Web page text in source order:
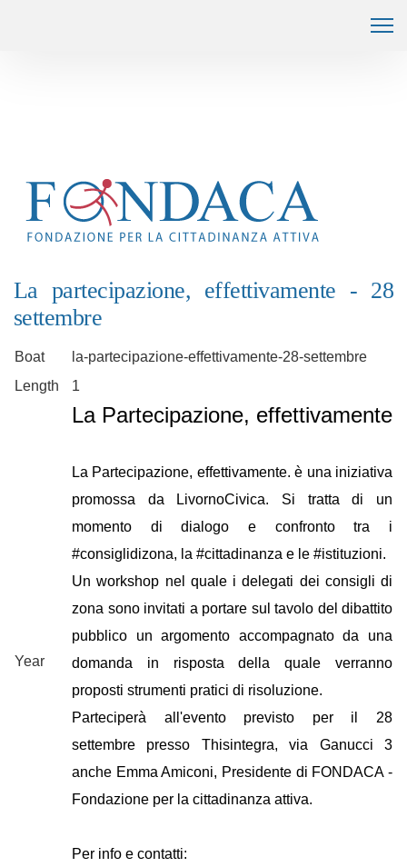
La partecipazione, effettivamente - 28
settembre
Boat
la-partecipazione-effettivamente-28-settembre
Length
1
Year
La Partecipazione, effettivamente
La Partecipazione, effettivamente. è una iniziativa
promossa da LivornoCivica. Si tratta di un
momento di dialogo e confronto tra i
#consiglidizona, la #cittadinanza e le #istituzioni.
Un workshop nel quale i delegati dei consigli di
zona sono invitati a portare sul tavolo del dibattito
pubblico un argomento accompagnato da una
domanda in risposta della quale verranno
proposti strumenti pratici di risoluzione.
Parteciperà all'evento previsto per il 28
settembre presso Thisintegra, via Ganucci 3
anche Emma Amiconi, Presidente di FONDACA -
Fondazione per la cittadinanza attiva.
Per info e contatti: